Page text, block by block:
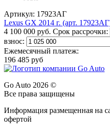
Артикул: 17923АГ
Lexus GX 2014 г. (арт.
4 100 000 руб. Срок рассрочки:
взнос:
Ежемесячный платеж:
196 485 руб
Go Auto 2026 ©
Все права защищены
Информация размещенная на
офертой